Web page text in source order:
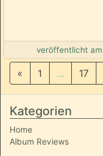
veröffentlicht am
« 1 ... 17
Kategorien
Home
Album Reviews